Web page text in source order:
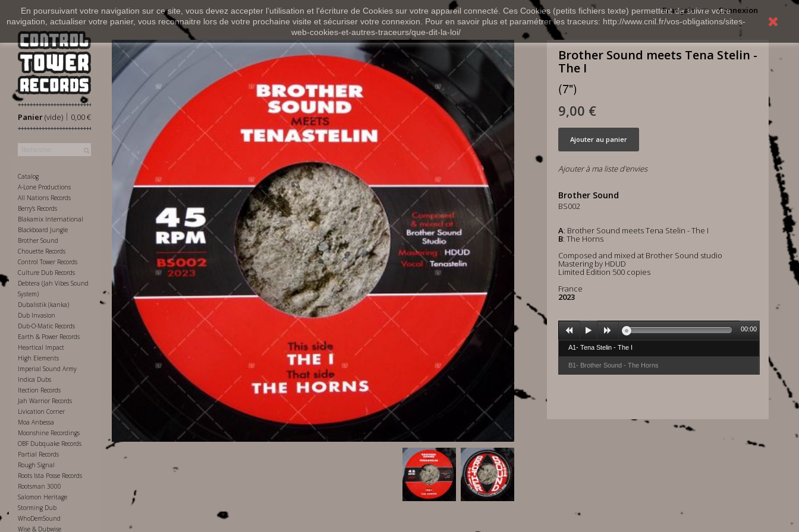
En poursuivant votre navigation sur ce site, vous devez accepter l’utilisation et l'écriture de Cookies sur votre appareil connecté. Ces Cookies (petits fichiers texte) permettent de suivre votre
navigation, actualiser votre panier, vous reconnaitre lors de votre prochaine visite et sécuriser votre connexion. Pour en savoir plus et paramétrer les traceurs: http://www.cnil.fr/vos-obligations/sites-
web-cookies-et-autres-traceurs/que-dit-la-loi/
Connexion
Français
Panier 0,00 €
|
(vide)
Catalog
A-Lone Productions
All Nations Records
Berry's Records
Blakamix International
Blackboard Jungle
Brother Sound
Chouette Records
Control Tower Records
Culture Dub Records
Debtera (Jah Vibes Sound
System)
Dubalistik (kanka)
Dub Invasion
Dub-O-Matic Records
Earth & Power Records
Heartical Impact
High Elements
Imperial Sound Army
Indica Dubs
Itection Records
Jah Warrior Records
Livication Corner
Moa Anbessa
Moonshine Recordings
OBF Dubquake Records
Partial Records
Rough Signal
Roots Ista Posse Records
Rootsman 3000
Salomon Heritage
Storming Dub
WhoDemSound
Wise & Dubwise
Brother Sound meets Tena Stelin -
The I
(7")
9,00 €
Ajouter au panier
Ajouter à ma liste d'envies
Brother Sound
BS002
A: Brother Sound meets Tena Stelin - The I
B: The Horns
Composed and mixed at Brother Sound studio
Mastering by HDUD
Limited Edition 500 copies
France
2023
A1- Tena Stelin - The I
B1- Brother Sound - The Horns
00:00